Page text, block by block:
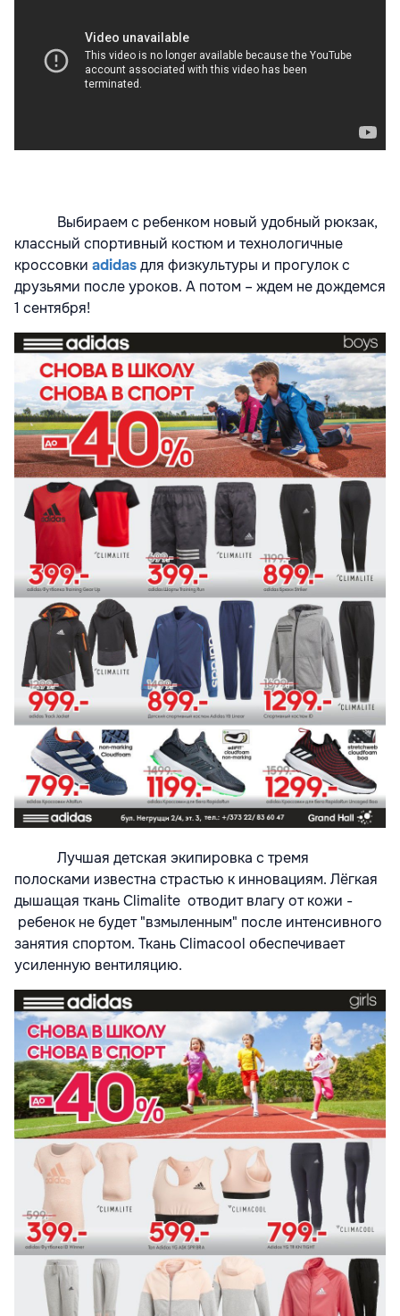
Выбираем с ребенком новый удобный рюкзак,
классный спортивный костюм и технологичные
кроссовки adidasдля физкультуры и прогулок с
друзьями после уроков. А потом – ждем не дождемся
1 сентября!
Лучшая детская экипировка с тремя
полосками известна страстью к инновациям. Лёгкая
дышащая ткань Climalite отводит влагу от кожи -
ребенок не будет "взмыленным" после интенсивного
занятия спортом. Ткань Climacool обеспечивает
усиленную вентиляцию.